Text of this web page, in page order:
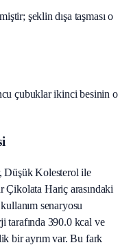
şeklin dışa taşması o
çubuklar ikinci besinin o
Düşük Kolesterol ile
Hariç arasındaki
senaryosu
tarafında 390.0 kcal ve
bir ayrım var. Bu fark